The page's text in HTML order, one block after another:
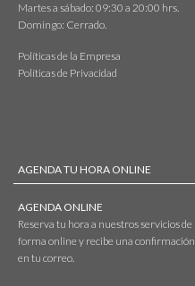
Martes a sábado: 09:30 a 20:00 hrs.
Domingo: Cerrado.
Políticas de la Empresa
Políticas de Privacidad
AGENDA TU HORA ONLINE
AGENDA ONLINE
Reserva tu hora a nuestros servicios de
forma online y recibe una confirmación
en tu correo.